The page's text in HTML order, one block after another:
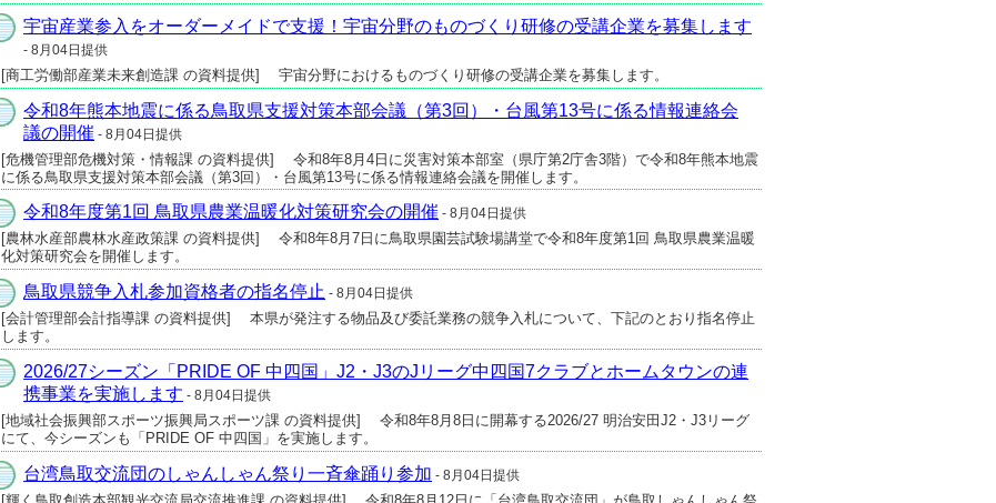
宇宙産業参入をオーダーメイドで支援！宇宙分野のものづくり研修の受講企業を募集します
- 8月04日提供
[商工労働部産業未来創造課 の資料提供] 宇宙分野におけるものづくり研修の受講企業を募集します。
令和8年熊本地震に係る鳥取県支援対策本部会議（第3回）・台風第13号に係る情報連絡会
議の開催 - 8月04日提供
[危機管理部危機対策・情報課 の資料提供] 令和8年8月4日に災害対策本部室（県庁第2庁舎3階）で令和8年熊本地震
に係る鳥取県支援対策本部会議（第3回）・台風第13号に係る情報連絡会議を開催します。
令和8年度第1回 鳥取県農業温暖化対策研究会の開催 - 8月04日提供
[農林水産部農林水産政策課 の資料提供] 令和8年8月7日に鳥取県園芸試験場講堂で令和8年度第1回 鳥取県農業温暖
化対策研究会を開催します。
鳥取県競争入札参加資格者の指名停止 - 8月04日提供
[会計管理部会計指導課 の資料提供] 本県が発注する物品及び委託業務の競争入札について、下記のとおり指名停止
します。
2026/27シーズン「PRIDE OF 中四国」J2・J3のJリーグ中四国7クラブとホームタウンの連
携事業を実施します - 8月04日提供
[地域社会振興部スポーツ振興局スポーツ課 の資料提供] 令和8年8月8日に開幕する2026/27 明治安田J2・J3リーグ
にて、今シーズンも「PRIDE OF 中四国」を実施します。
台湾鳥取交流団のしゃんしゃん祭り一斉傘踊り参加 - 8月04日提供